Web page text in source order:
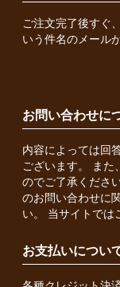
ご注文完了後すぐ
いう件名のメール
お問い合わせに
内容によっては回
ございます。 また
のでご了承くださ
のお問い合わせに
い。 当サイトでは
お支払いについ